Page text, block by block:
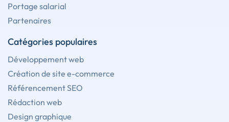
Portage salarial
Partenaires
Catégories populaires
Développement web
Création de site e-commerce
Référencement SEO
Rédaction web
Design graphique